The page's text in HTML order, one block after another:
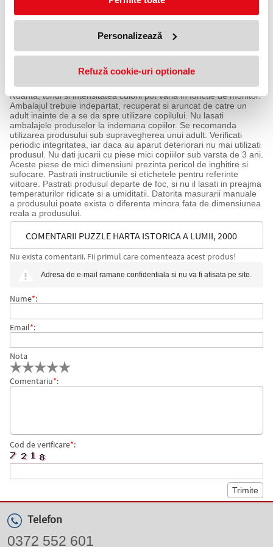
Personalizează
Refuză cookie-uri optionale
Ambalaj: cutie.
Dimensiuni produs ambalaj: 32.2x7.3x23.2 cm
Varsta recomandata: +15 ani
Produsul este nou si comercializat in ambalajul original al
producatorului. Imaginile de pe acest site au caracter informativ.
Nuanta, tonul si intensitatea culorii pot varia in functie de monitor.
Ambalajul trebuie indepartat, recuperat si aruncat de catre un
adult inainte de a se da spre utilizare copilului. Nu lasati
ambalajele produselor la indemana copiilor. Se recomanda
utilizarea produsului sub supravegherea unui adult. Verificati
periodic integritatea, iar daca au aparut deteriorari nu mai utilizati
produsul. Nu dati jucarii cu piese mici copiiilor sub varsta de 3 ani.
Aceste piese de mici dimensiuni prezinta pericol de inghitire si
sufocare. Pastrati instructiunile si etichetele pentru referinte
viitoare. Pastrati produsul departe de foc, si nu il lasati in preajma
temperaturilor ridicate si a umiditatii. Datorita masurarii manuale
a produsului poate exista o diferenta minora fata de dimensiunea
reala a produsului.
COMENTARII PUZZLE HARTA ISTORICA A LUMII, 2000
Nu exista comentarii. Fii primul care comenteaza acest produs!
Adresa de e-mail ramane confidentiala si nu va fi afisata pe site.
Nume*:
Email*:
Nota
Comentariu*:
Cod de verificare*:
Telefon
0372 552 601